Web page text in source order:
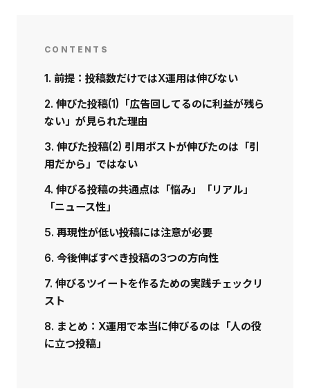
CONTENTS
1. 前提：投稿数だけではX運用は伸びない
2. 伸びた投稿(1)「広告回してるのに利益が残ら
ない」が見られた理由
3. 伸びた投稿(2) 引用ポストが伸びたのは「引
用だから」ではない
4. 伸びる投稿の共通点は「悩み」「リアル」
「ニュース性」
5. 再現性が低い投稿には注意が必要
6. 今後伸ばすべき投稿の3つの方向性
7. 伸びるツイートを作るための実践チェックリ
スト
8. まとめ：X運用で本当に伸びるのは「人の役
に立つ投稿」